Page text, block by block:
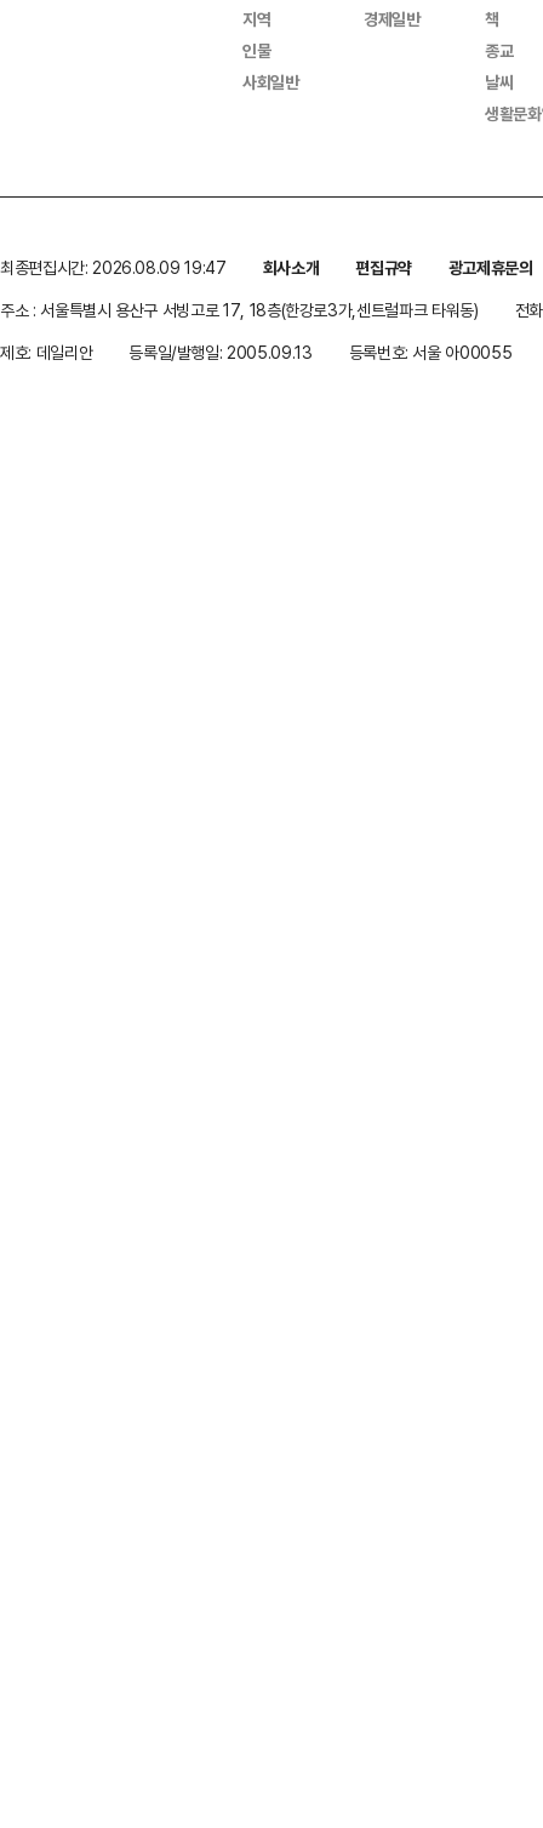
지역
인물
사회일반
경제일반
책
종교
날씨
생활문
최종편집시간: 2026.08.09 19:47 회사소개 편집규약
광고제휴문의
주소 : 서울특별시 용산구 서빙고로 17, 18층(한강로3가,센트럴파크 타워동)
전
제호: 데일리안
등록일/발행일: 2005.09.13 등록번호: 서울 아00055